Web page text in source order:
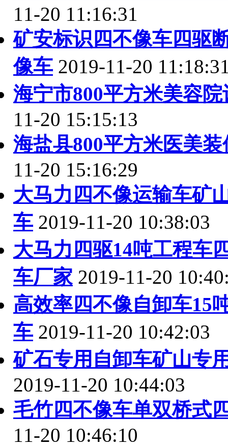
11-20 11:16:31
矿安标识四不像车四驱
像车 2019-11-20
海宁市800平方米美容
11-20 15:15:13
海盐县800平方米医美
11-20 15:16:29
大马力四不像运输车矿
车 2019-11-20 10:38:03
大马力四驱14吨工程车
车厂家 2019-11-20
高效率四不像自卸车15
车 2019-11-20 10:42:03
矿石专用自卸车矿山专
2019-11-20 10:44:03
毛竹四不像车单双桥式
11-20 10:46:10